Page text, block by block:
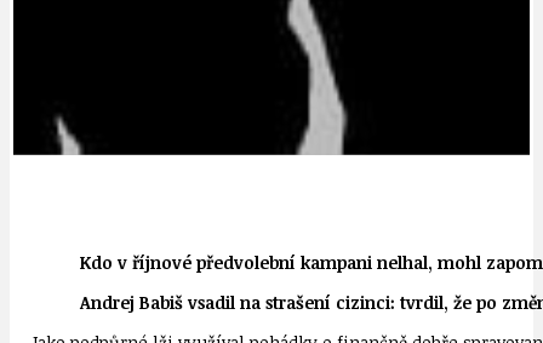
Kdo v říjnové předvolební kampani nelhal, mohl
Andrej Babiš vsadil na strašení cizinci: tvrdil, že po